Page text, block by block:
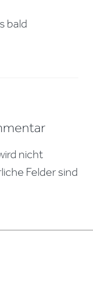
bald
nicht
Felder sind